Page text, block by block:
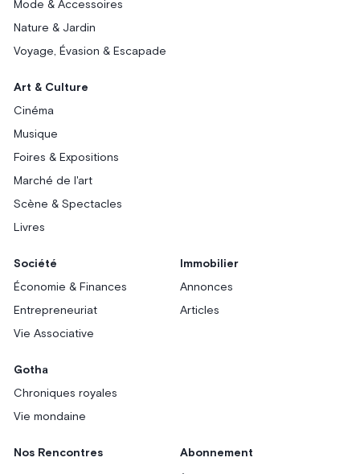
Mode & Accessoires
Nature & Jardin
Voyage, Évasion & Escapade
Art & Culture
Cinéma
Musique
Foires & Expositions
Marché de l'art
Scène & Spectacles
Livres
Société
Économie & Finances
Entrepreneuriat
Vie Associative
Immobilier
Annonces
Articles
Gotha
Chroniques royales
Vie mondaine
Nos Rencontres Abonnement